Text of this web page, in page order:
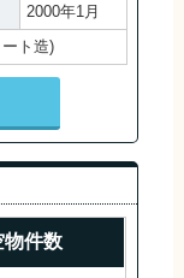
2000年1月
ト造)
物件数